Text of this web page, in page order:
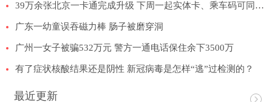
39万余张北京一卡通完成升级 下周一起实体卡、乘车码可同步健康码信息
广东一幼童误吞磁力棒 肠子被磨穿洞
广州一女子被骗532万元 警方一通电话保住余下3500万
有了症状核酸结果还是阴性 新冠病毒是怎样“逃”过检测的？
最近更新